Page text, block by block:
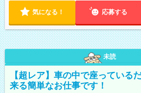
気になる！ 応募する
未読
【超レア】車の中で座っている
来る簡単なお仕事です！